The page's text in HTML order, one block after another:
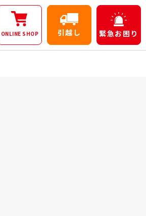
ONLINE SHOP 引越し 緊急お困り